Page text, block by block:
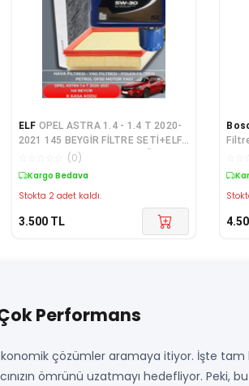
ELF OPEL ASTRA 1.4 - 1.4 T 2020-
2021 145 BEYGİR FİLTRE SETİ+ELF
5W30 5LT 2026 ÜRETİM YAĞ
(0)
Kargo Bedava
Stokta 2 adet kaldı.
3.500 TL
-
Performans
çözümler aramaya itiyor. İşte
ömrünü uzatmayı hedefliyor. Peki,